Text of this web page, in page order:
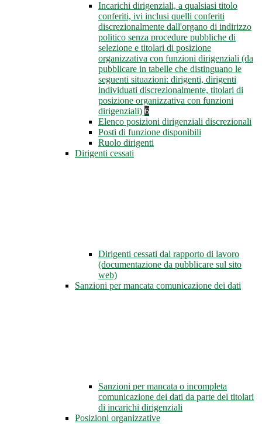
Incarichi dirigenziali, a qualsiasi titolo
conferiti, ivi inclusi quelli conferiti
discrezionalmente dall'organo di indirizzo
politico senza procedure pubbliche di
selezione e titolari di posizione
organizzativa con funzioni dirigenziali (da
pubblicare in tabelle che distinguano le
seguenti situazioni: dirigenti, dirigenti
individuati discrezionalmente, titolari di
posizione organizzativa con funzioni
dirigenziali) 6
Elenco posizioni dirigenziali discrezionali
Posti di funzione disponibili
Ruolo dirigenti
Dirigenti cessati
Dirigenti cessati dal rapporto di lavoro
(documentazione da pubblicare sul sito
web)
Sanzioni per mancata comunicazione dei dati
Sanzioni per mancata o incompleta
comunicazione dei dati da parte dei titolari
di incarichi dirigenziali
Posizioni organizzative